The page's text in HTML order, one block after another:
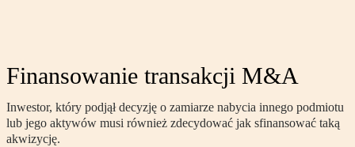
Finansowanie transakcji M&A
Inwestor, który podjął decyzję o zamiarze nabycia innego podmiotu
lub jego aktywów musi również zdecydować jak sfinansować taką
akwizycję.